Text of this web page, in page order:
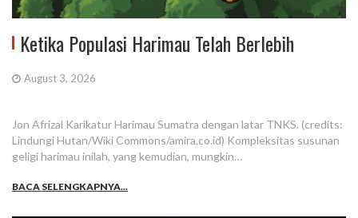
Ketika Populasi Harimau Telah Berlebih
August 3, 2026
Jon Afrizal Karikatur Harimau Sumatra dengan latar TNKS. (credits:
Lindungi Hutan/Wiki Commons/amira.co.id) Kompleksitas susunan
geligi harimau inilah, yang kemudian, mungkin…
BACA SELENGKAPNYA...